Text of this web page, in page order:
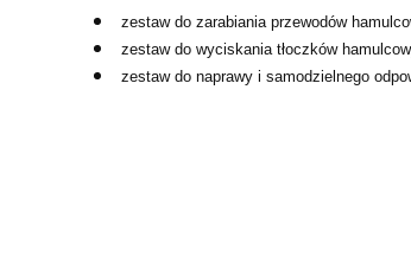
zestaw do zarabiania przewodów
zestaw do wyciskania tłoczków
zestaw do naprawy i samodzielnego